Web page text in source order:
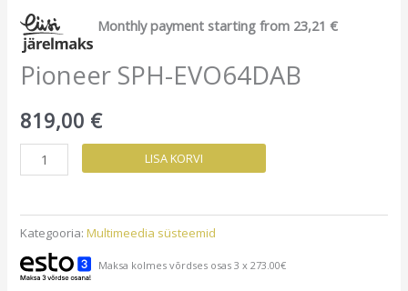
Monthly payment starting from 23,21€
Pioneer SPH-EVO64DAB
819,00 €
Pioneer
SPH-
kogus
LISA KORVI
Kategooria:Multimeedia süsteemid
Maksa kolmes võrdses osas 3 x 273.00€